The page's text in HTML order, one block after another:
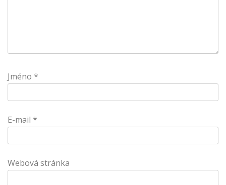
Jméno *
E-mail *
Webová stránka